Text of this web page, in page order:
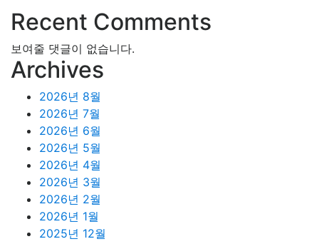
Recent Comments
보여줄 댓글이 없습니다.
Archives
2026년 8월
2026년 7월
2026년 6월
2026년 5월
2026년 4월
2026년 3월
2026년 2월
2026년 1월
2025년 12월